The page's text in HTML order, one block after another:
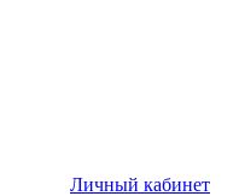
Личный кабинет